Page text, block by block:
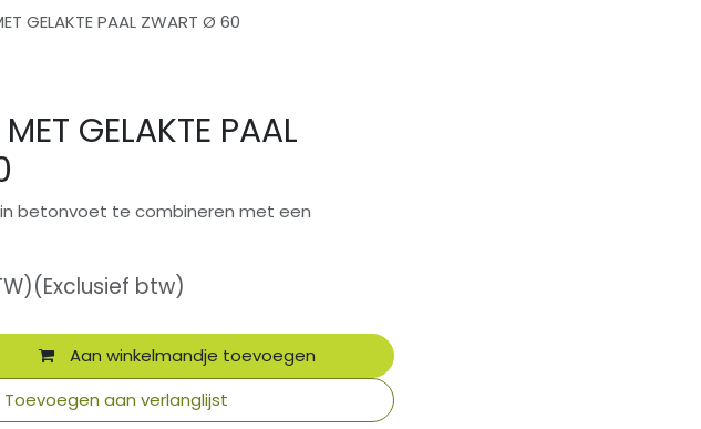
GELAKTE PAAL ZWART Ø 60
GELAKTE PAAL
betonvoet te combineren met een
(Exclusief btw)
Aan winkelmandje toevoegen
Toevoegen aan verlanglijst